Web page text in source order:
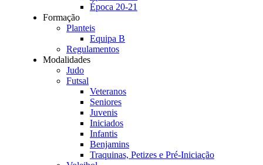
Época 20-21
Formação
Planteis
Equipa B
Regulamentos
Modalidades
Judo
Futsal
Veteranos
Seniores
Juvenis
Iniciados
Infantis
Benjamins
Traquinas, Petizes e Pré-Iniciação